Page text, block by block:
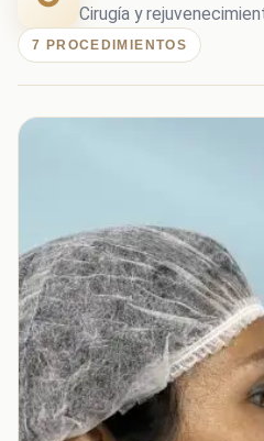
Cirugía y
7 PROCEDIMIENTOS